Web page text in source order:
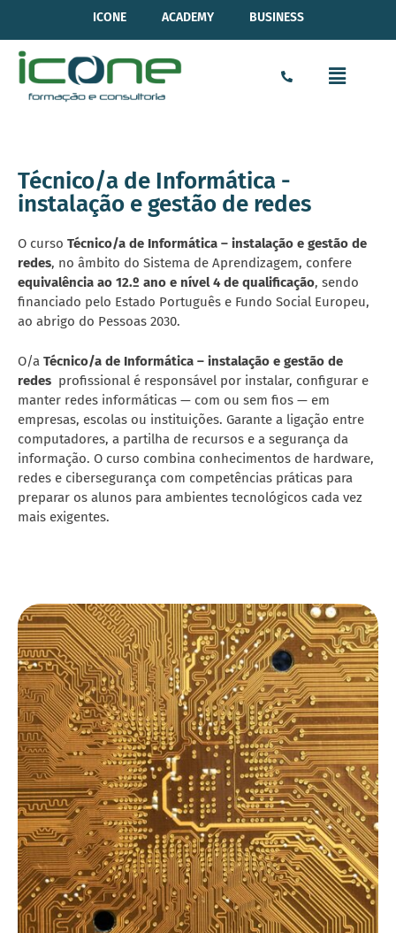
ICONE ACADEMY BUSINESS
Técnico/a de Informática -
instalação e gestão de redes
O curso Técnico/a de Informática – instalação e gestão de
redes, no âmbito do Sistema de Aprendizagem, confere
equivalência ao 12.º ano e nível 4 de qualificação, sendo
financiado pelo Estado Português e Fundo Social Europeu,
ao abrigo do Pessoas 2030.
O/a Técnico/a de Informática – instalação e gestão de
redes profissional é responsável por instalar, configurar e
manter redes informáticas — com ou sem fios — em
empresas, escolas ou instituições. Garante a ligação entre
computadores, a partilha de recursos e a segurança da
informação. O curso combina conhecimentos de hardware,
redes e cibersegurança com competências práticas para
preparar os alunos para ambientes tecnológicos cada vez
mais exigentes.